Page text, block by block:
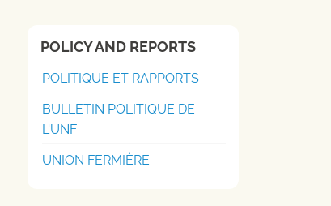
POLICY AND REPORTS
POLITIQUE ET RAPPORTS
BULLETIN POLITIQUE DE
L'UNF
UNION FERMIÈRE